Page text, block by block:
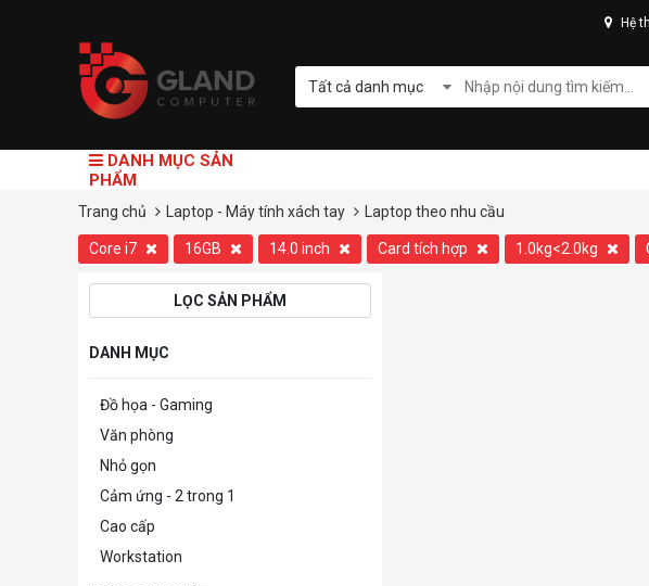
Hệ
Tất cả danh mục
DANH MỤC SẢN
PHẨM
Trang chủ Laptop - Máy tính xách tay Laptop theo nhu cầu
Core i7 16GB 14.0 inch Card tích hợp 1.0kg<2.0kg
LỌC SẢN PHẨM
DANH MỤC
Đồ họa - Gaming
Văn phòng
Nhỏ gọn
Cảm ứng - 2 trong 1
Cao cấp
Workstation